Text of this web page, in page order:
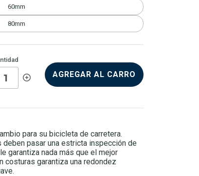
60mm
80mm
AGREGAR AL CARRO
para su bicicleta de carretera.
deben pasar una estricta inspección de
garantiza nada más que el mejor
costuras garantiza una redondez